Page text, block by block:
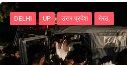
DELHI UP उत्तर प्रदेश मेरठ,